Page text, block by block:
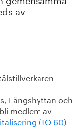
av
Långshyttan och
medlem av
(TO 60)